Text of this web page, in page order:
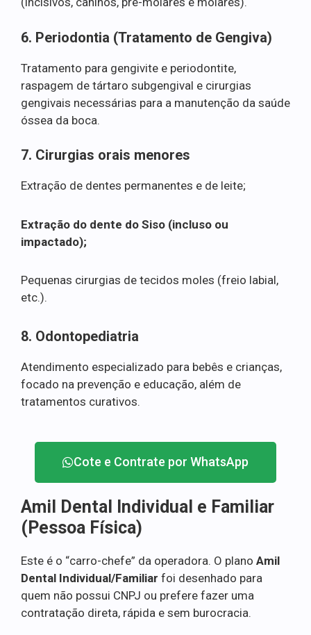
6. Periodontia (Tratamento de Gengiva)
Tratamento para gengivite e periodontite,
raspagem de tártaro subgengival e cirurgias
gengivais necessárias para a manutenção da saúde
óssea da boca.
7. Cirurgias orais menores
Extração de dentes permanentes e de leite;
Extração do dente do Siso (incluso ou
impactado);
Pequenas cirurgias de tecidos moles (freio labial,
etc.).
8. Odontopediatria
Atendimento especializado para bebês e crianças,
focado na prevenção e educação, além de
tratamentos curativos.
Cote e Contrate por WhatsApp
Amil Dental Individual e Familiar
(Pessoa Física)
Este é o “carro-chefe” da operadora. O plano Amil
Dental Individual/Familiar foi desenhado para
quem não possui CNPJ ou prefere fazer uma
contratação direta, rápida e sem burocracia.